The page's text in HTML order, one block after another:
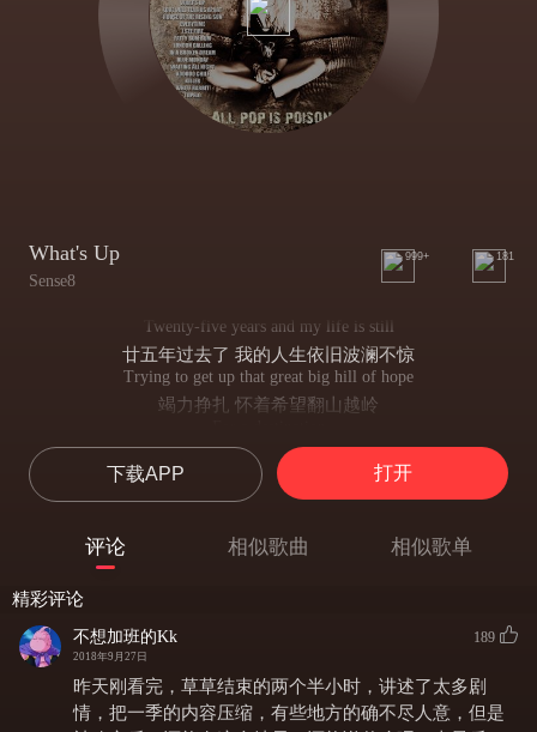
What's Up
Sense8
999+ 181
Twenty-five years and my life is still
廿五年过去了 我的人生依旧波澜不惊
Trying to get up that great big hill of hope
竭力挣扎 怀着希望翻山越岭
为了我人生的目标
I realized quickly when I knew I should
我这才发现自己后知后觉——
这是个人与人情感穿起的世界
When I'm lying in bed
任凭泪水向下流淌
下载APP 打开
评论 相似歌曲 相似歌单
精彩评论
不想加班的Kk
2018年9月27日
189
昨天刚看完，草草结束的两个半小时，讲述了太多剧
情，把一季的内容压缩，有些地方的确不尽人意，但是